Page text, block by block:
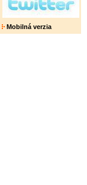
Mobilná verzia